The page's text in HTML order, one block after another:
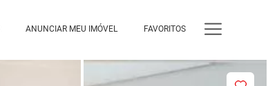
ANUNCIAR MEU IMÓVEL FAVORITOS